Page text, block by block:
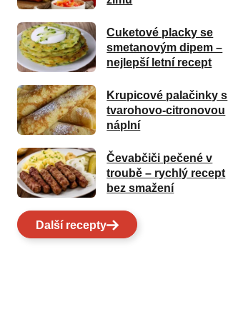
Cuketové placky se
smetanovým dipem –
nejlepší letní recept
Krupicové palačinky s
tvarohovo-citronovou
náplní
Čevabčiči pečené v
troubě – rychlý recept
bez smažení
Další recepty